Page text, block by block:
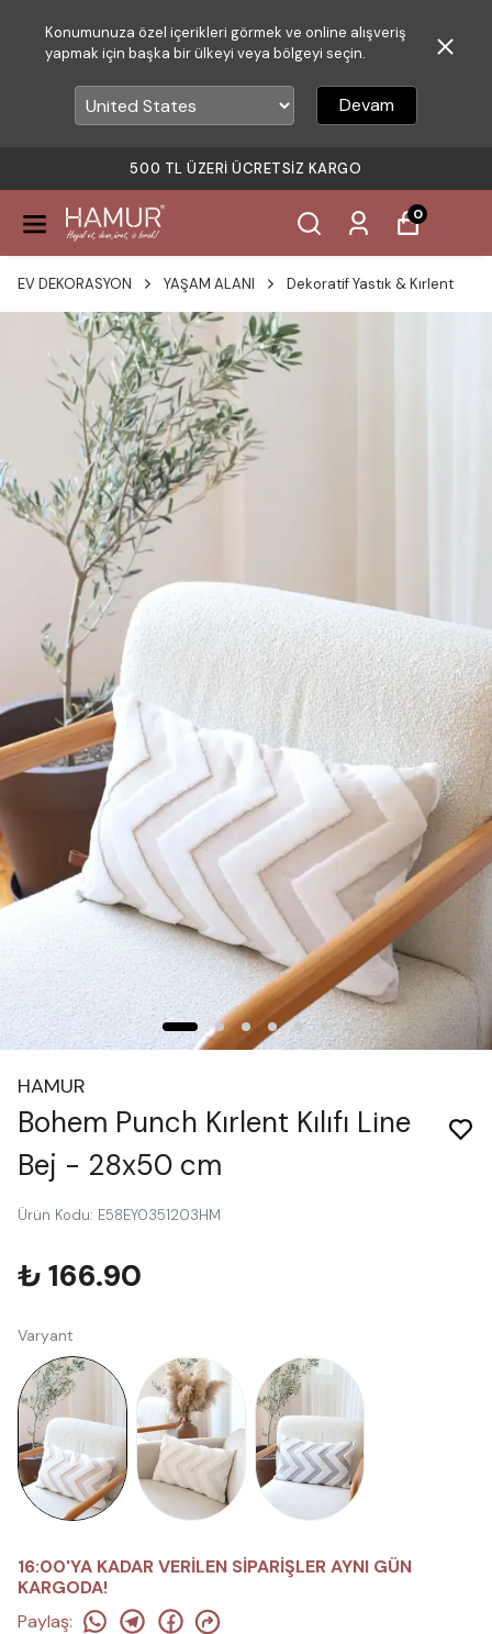
Konumunuza özel içerikleri görmek ve online alışveriş
yapmak için başka bir ülkeyi veya bölgeyi seçin.
Devam
500 TL ÜZERI ÜCRETSIZ KARGO
0
EV DEKORASYON YAŞAM ALANI Dekoratif Yastık & Kırlent
HAMUR
Bohem Punch Kırlent Kılıfı Line
Bej - 28x50 cm
Ürün Kodu: E58EY0351203HM
₺ 166.90
Varyant
16:00'YA KADAR VERİLEN SİPARİŞLER AYNI GÜN
KARGODA!
Paylaş: